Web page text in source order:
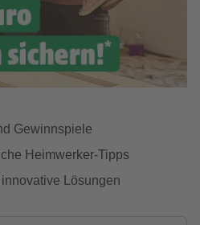
Gewinnspiele
Heimwerker-Tipps
Lösungen